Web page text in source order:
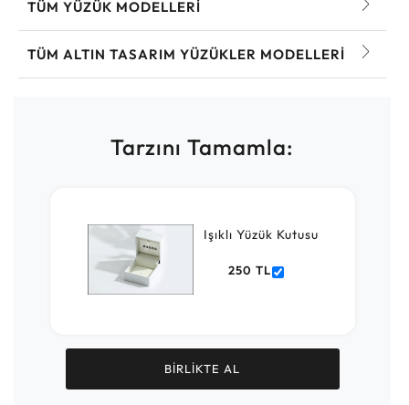
TÜM YÜZÜK MODELLERI
TÜM ALTIN TASARIM YÜZÜKLER MODELLERI
Tarzını Tamamla:
Işıklı Yüzük Kutusu
250 TL
BİRLİKTE AL